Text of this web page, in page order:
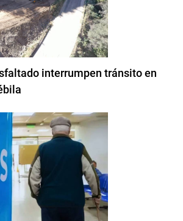
interrumpen tránsito en